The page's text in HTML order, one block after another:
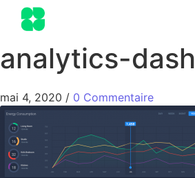
analytics-dash
mai 4, 2020 / 0 Commentaire